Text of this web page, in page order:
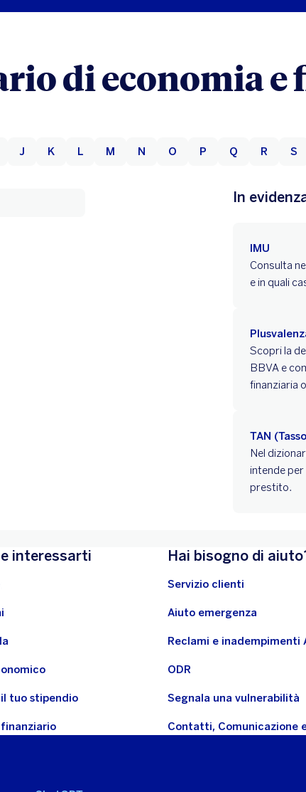
di economia e
J K L M N O P Q R S
In
IMU
Consulta
e in quali
Scopri la
BBVA e
finanziaria
TAN
Nel
intende per
prestito.
interessarti
tuo stipendio
Hai bisogno di
Servizio clienti
Aiuto emergenza
Reclami e inadempimenti
ODR
Segnala una vulnerabilità
Contatti, Comunicazione